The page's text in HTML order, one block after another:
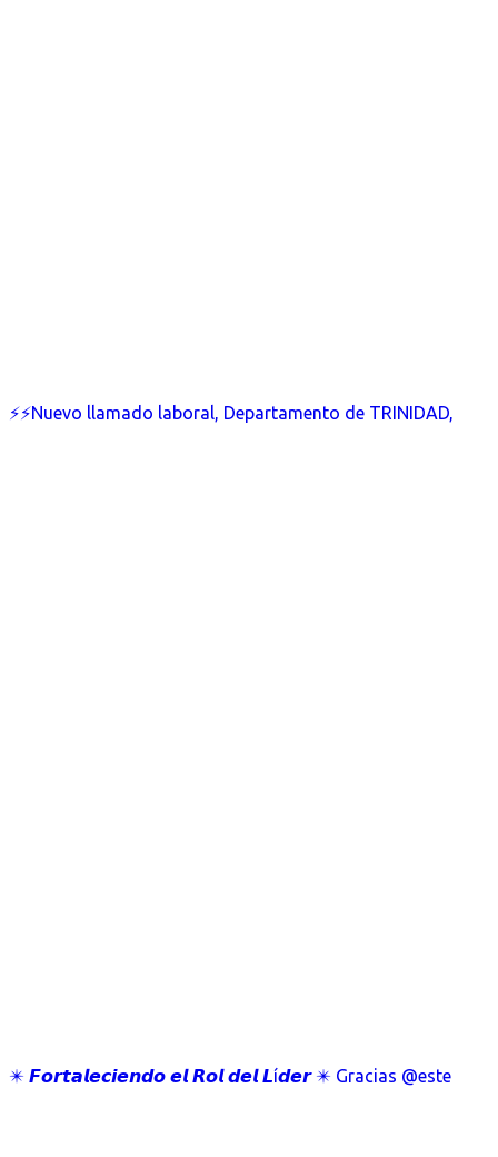
⚡⚡Nuevo llamado laboral, Departamento de TRINIDAD,
✴️ 𝙁𝙤𝙧𝙩𝙖𝙡𝙚𝙘𝙞𝙚𝙣𝙙𝙤 𝙚𝙡 𝙍𝙤𝙡 𝙙𝙚𝙡 𝙇í𝙙𝙚𝙧 ✴️ Gracias @este